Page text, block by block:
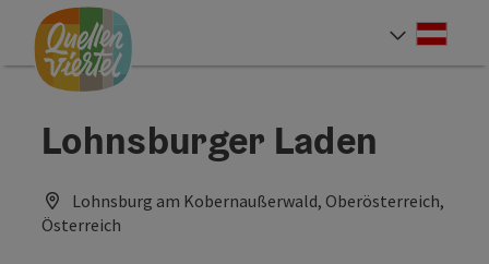
Zum Inhalt
Zur Navigation
Zum Seitenanfang
Lohnsburger Laden
Lohnsburg am Kobernaußerwald, Oberösterreich,
Österreich